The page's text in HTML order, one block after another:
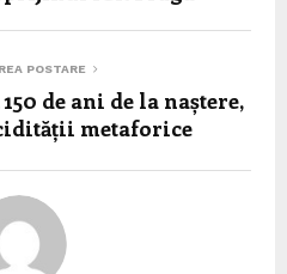
POSTARE
de ani de la naștere,
metaforice